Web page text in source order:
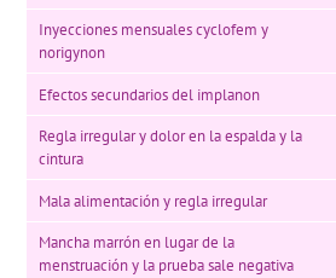
Inyecciones mensuales cyclofem y
norigynon
Efectos secundarios del implanon
Regla irregular y dolor en la espalda y la
cintura
Mala alimentación y regla irregular
Mancha marrón en lugar de la
menstruación y la prueba sale negativa